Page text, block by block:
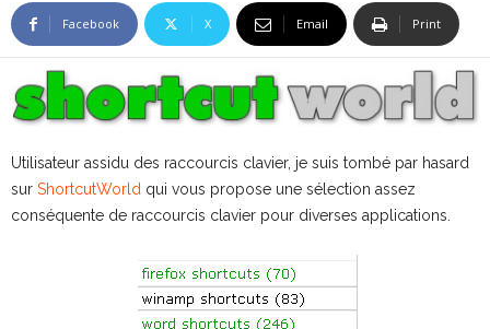
Facebook X Email Print
Utilisateur assidu des raccourcis clavier, je suis tombé par hasard
sur ShortcutWorld qui vous propose une sélection assez
conséquente de raccourcis clavier pour diverses applications.